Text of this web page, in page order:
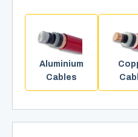
Aluminium
Cables